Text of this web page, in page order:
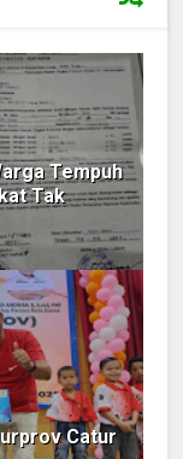
Tempuh
Tak
Catur